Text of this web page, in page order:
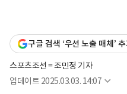
구글 검색 ‘우선 노출 매체’
스포츠조선 = 조민정 기자
업데이트 2025.03.03. 14:07